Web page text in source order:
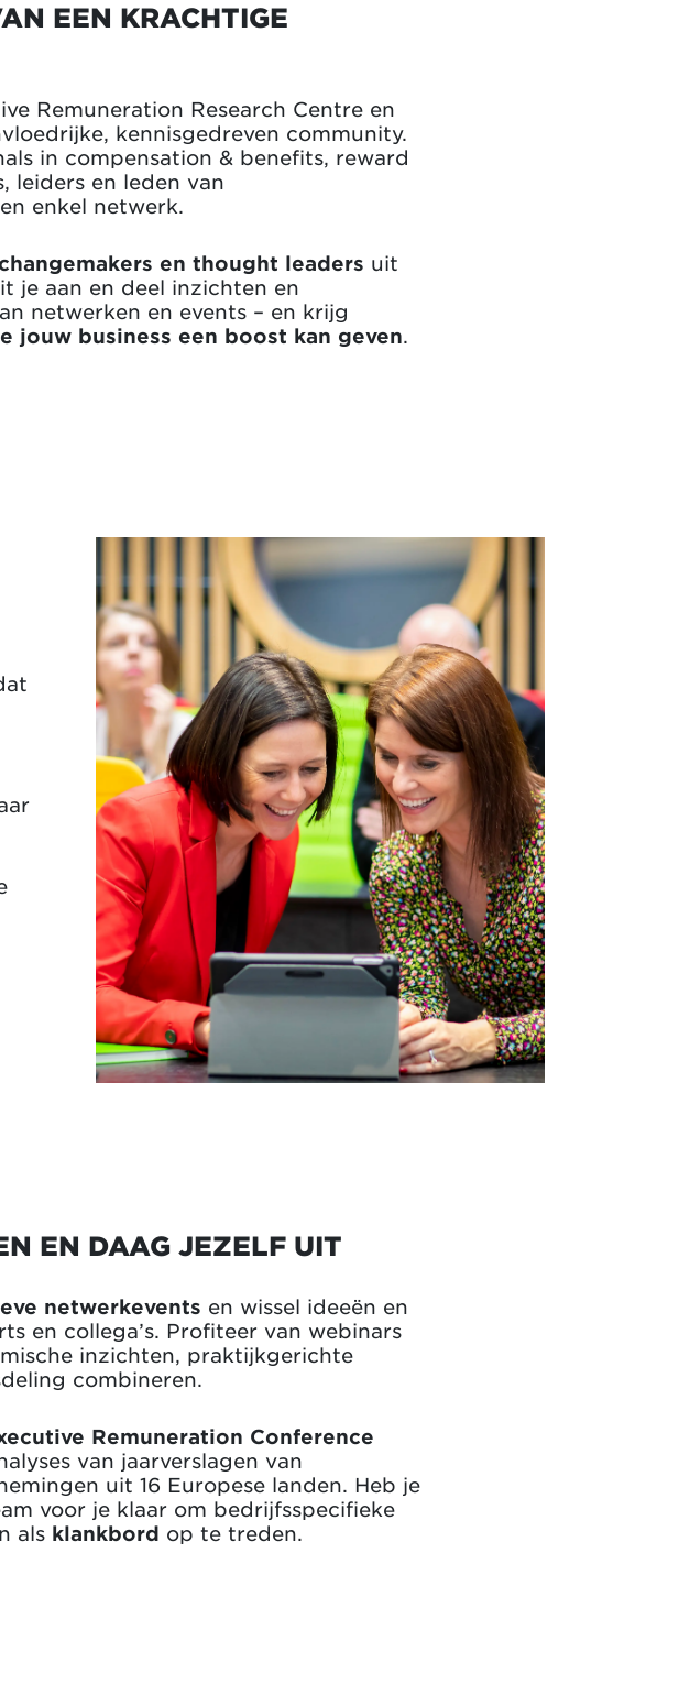
EEN KRACHTIGE
Remuneration Research Centre en
kennisgedreven community.
in compensation & benefits, reward
leiders en leden van
enkel netwerk.
changemakers en thought leaders uit
je aan en deel inzichten en
netwerken en events – en krijg
jouw business een boost kan geven.
EN DAAG JEZELF UIT
netwerkevents en wissel ideeën en
en collega’s. Profiteer van webinars
inzichten, praktijkgerichte
combineren.
Remuneration Conference
van jaarverslagen van
uit 16 Europese landen. Heb je
voor je klaar om bedrijfsspecifieke
als klankbord op te treden.